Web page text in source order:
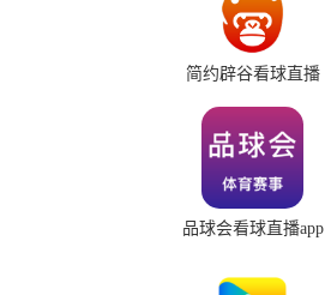
简约辟谷看球直播
下载
品球会看球直播app